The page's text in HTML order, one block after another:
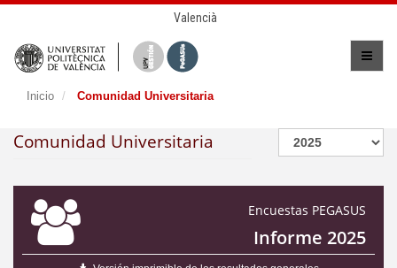
Valencià
Inicio Comunidad Universitaria
Comunidad Universitaria
Encuestas PEGASUS
Informe 2025